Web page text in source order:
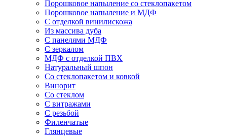
Порошковое напыление со стеклопакетом
Порошковое напыление и МДФ
С отделкой винилискожа
Из массива дуба
С панелями МДФ
С зеркалом
МДФ с отделкой ПВХ
Натуральный шпон
Со стеклопакетом и ковкой
Винорит
Со стеклом
С витражами
С резьбой
Филенчатые
Глянцевые